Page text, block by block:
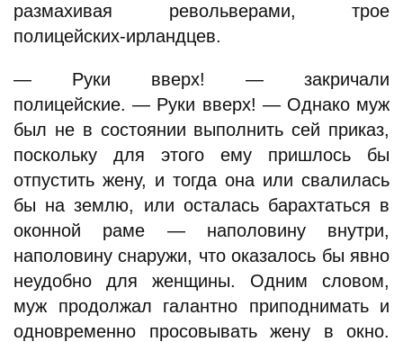
размахивая револьверами, трое
полицейских-ирландцев.
— Руки вверх! — закричали
полицейские. — Руки вверх! — Однако муж
был не в состоянии выполнить сей приказ,
поскольку для этого ему пришлось бы
отпустить жену, и тогда она или свалилась
бы на землю, или осталась барахтаться в
оконной раме — наполовину внутри,
наполовину снаружи, что оказалось бы явно
неудобно для женщины. Одним словом,
муж продолжал галантно приподнимать и
одновременно просовывать жену в окно.